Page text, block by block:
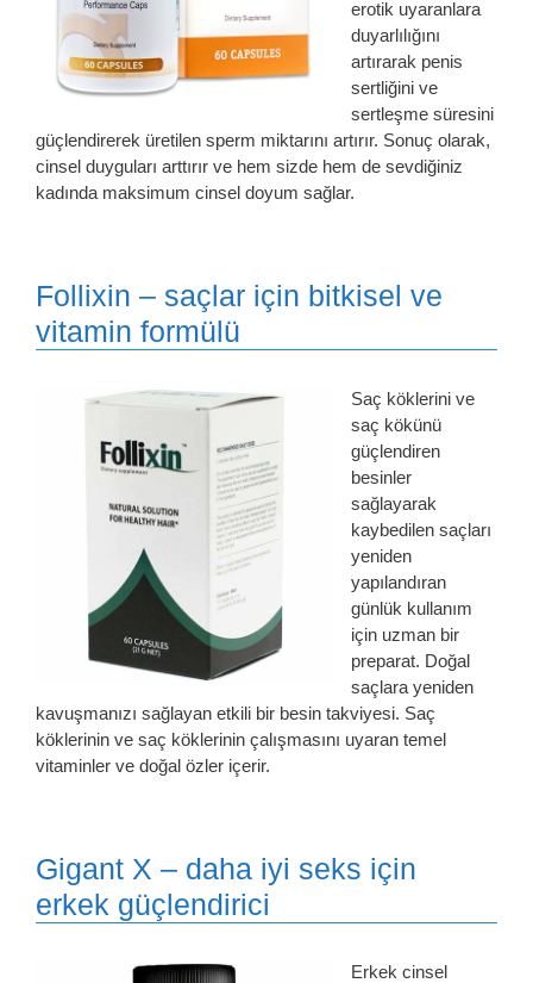
erotik uyaranlara
duyarlılığını
artırarak penis
sertliğini ve
sertleşme süresini
güçlendirerek üretilen sperm miktarını artırır. Sonuç olarak,
cinsel duyguları arttırır ve hem sizde hem de sevdiğiniz
kadında maksimum cinsel doyum sağlar.
Follixin – saçlar için bitkisel ve
vitamin formülü
Saç köklerini ve
saç kökünü
güçlendiren
besinler
sağlayarak
kaybedilen saçları
yeniden
yapılandıran
günlük kullanım
için uzman bir
preparat. Doğal
saçlara yeniden
kavuşmanızı sağlayan etkili bir besin takviyesi. Saç
köklerinin ve saç köklerinin çalışmasını uyaran temel
vitaminler ve doğal özler içerir.
Gigant X – daha iyi seks için
erkek güçlendirici
Erkek cinsel